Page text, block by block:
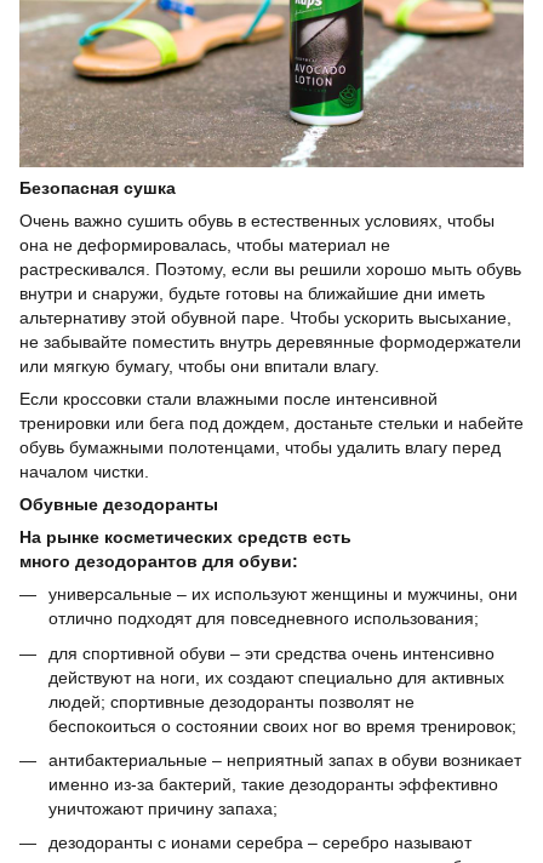
Безопасная сушка
Очень важно сушить обувь в естественных условиях, чтобы
она не деформировалась, чтобы материал не
растрескивался. Поэтому, если вы решили хорошо мыть обувь
внутри и снаружи, будьте готовы на ближайшие дни иметь
альтернативу этой обувной паре. Чтобы ускорить высыхание,
не забывайте поместить внутрь деревянные формодержатели
или мягкую бумагу, чтобы они впитали влагу.
Если кроссовки стали влажными после интенсивной
тренировки или бега под дождем, достаньте стельки и набейте
обувь бумажными полотенцами, чтобы удалить влагу перед
началом чистки.
Обувные дезодоранты
На рынке косметических средств есть
много дезодорантов для обуви:
универсальные – их используют женщины и мужчины, они
отлично подходят для повседневного использования;
для спортивной обуви – эти средства очень интенсивно
действуют на ноги, их создают специально для активных
людей; спортивные дезодоранты позволят не
беспокоиться о состоянии своих ног во время тренировок;
антибактериальные – неприятный запах в обуви возникает
именно из-за бактерий, такие дезодоранты эффективно
уничтожают причину запаха;
дезодоранты с ионами серебра – серебро называют